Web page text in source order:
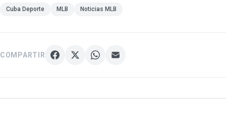
Cuba Deporte MLB Noticias MLB
COMPARTIR